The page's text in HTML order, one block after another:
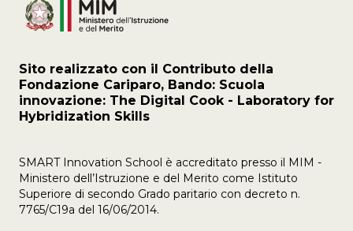
Sito realizzato con il Contributo della
Fondazione Cariparo, Bando: Scuola
innovazione: The Digital Cook - Laboratory for
Hybridization Skills
SMART Innovation School è accreditato presso il MIM -
Ministero dell’Istruzione e del Merito come Istituto
Superiore di secondo Grado paritario con decreto n.
7765/C19a del 16/06/2014.